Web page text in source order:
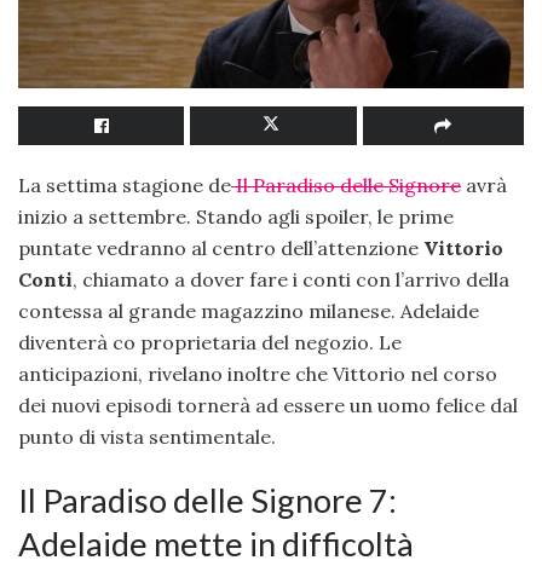
La settima stagione deIl Paradiso delle Signore avrà
inizio a settembre. Stando agli spoiler, le prime
puntate vedranno al centro dell’attenzione Vittorio
Conti, chiamato a dover fare i conti con l’arrivo della
contessa al grande magazzino milanese. Adelaide
diventerà co proprietaria del negozio. Le
anticipazioni, rivelano inoltre che Vittorio nel corso
dei nuovi episodi tornerà ad essere un uomo felice dal
punto di vista sentimentale.
Il Paradiso delle Signore 7:
Adelaide mette in difficoltà